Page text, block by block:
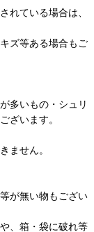
れている場合は、
ズ等ある場合もご
多いもの・シュリ
ざいます。
ません。
が無い物もござい
、箱・袋に破れ等